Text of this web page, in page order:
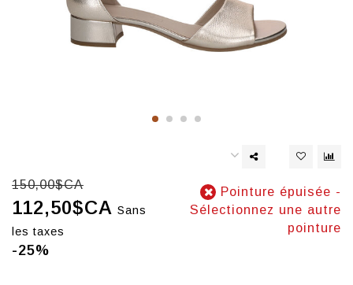
150,00$CA
112,50$CA Sans
les taxes
-25%
Pointure épuisée -
Sélectionnez une autre
pointure